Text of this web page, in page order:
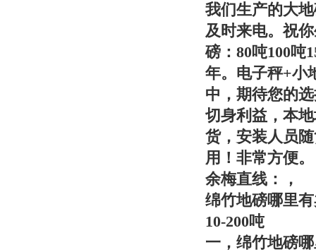
我们生产的大
及时来电。祝
磅：80吨100吨
年。电子秤+小
中，期待您的
切身利益，本
货，安装人员
用！非常方便。
余梅直线：，
绵竹地磅哪里
10-200吨
一， 绵竹地磅